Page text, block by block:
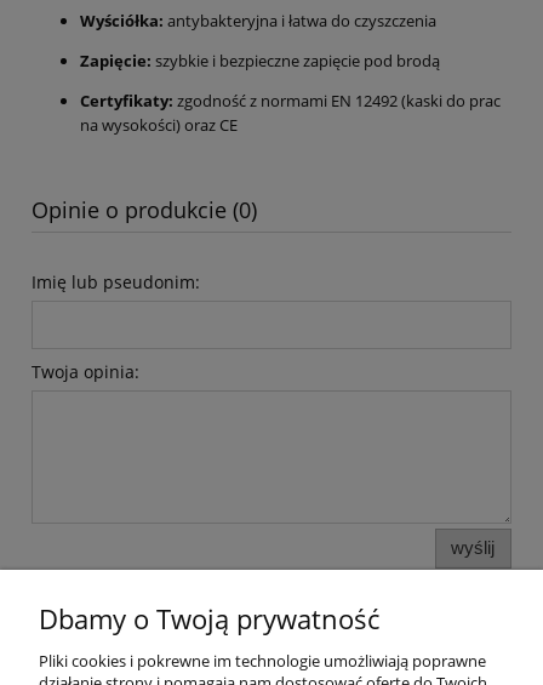
Wyściółka: antybakteryjna i łatwa do czyszczenia
Zapięcie: szybkie i bezpieczne zapięcie pod brodą
Certyfikaty: zgodność z normami EN 12492 (kaski do prac
na wysokości) oraz CE
Opinie o produkcie (0)
Imię lub pseudonim:
Twoja opinia:
wyślij
Pomoc
Dbamy o Twoją prywatność
Pliki cookies i pokrewne im technologie umożliwiają poprawne